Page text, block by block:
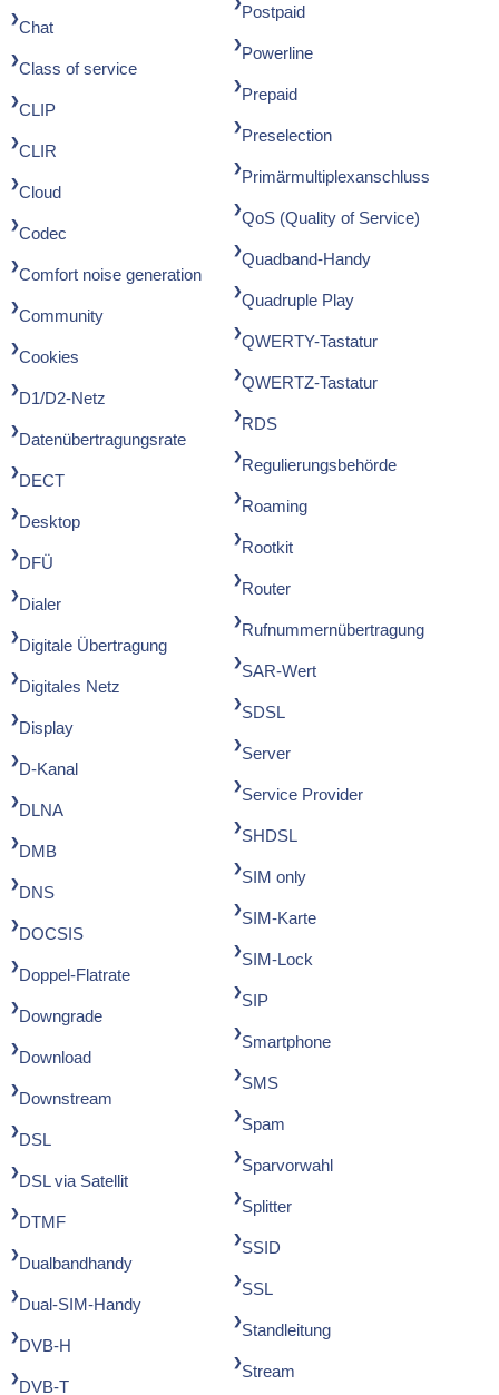
Chat
Class of service
CLIP
CLIR
Cloud
Codec
Comfort noise generation
Community
Cookies
D1/D2-Netz
Datenübertragungsrate
DECT
Desktop
DFÜ
Dialer
Digitale Übertragung
Digitales Netz
Display
D-Kanal
DLNA
DMB
DNS
DOCSIS
Doppel-Flatrate
Downgrade
Download
Downstream
DSL
DSL via Satellit
DTMF
Dualbandhandy
Dual-SIM-Handy
DVB-H
DVB-T
Postpaid
Powerline
Prepaid
Preselection
Primärmultiplexanschluss
QoS (Quality of Service)
Quadband-Handy
Quadruple Play
QWERTY-Tastatur
QWERTZ-Tastatur
RDS
Regulierungsbehörde
Roaming
Rootkit
Router
Rufnummernübertragung
SAR-Wert
SDSL
Server
Service Provider
SHDSL
SIM only
SIM-Karte
SIM-Lock
SIP
Smartphone
SMS
Spam
Sparvorwahl
Splitter
SSID
SSL
Standleitung
Stream